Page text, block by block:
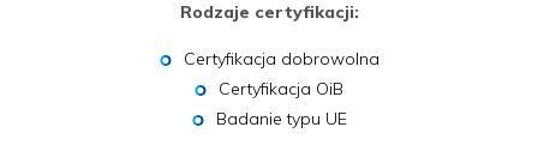
Rodzaje certyfikacji:
Certyfikacja dobrowolna
Certyfikacja OiB
Badanie typu UE